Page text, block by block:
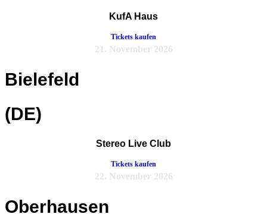
KufA Haus
Tickets kaufen
21. November 2026
Bielefeld
(DE)
Stereo Live Club
Tickets kaufen
22. November 2026
Oberhausen